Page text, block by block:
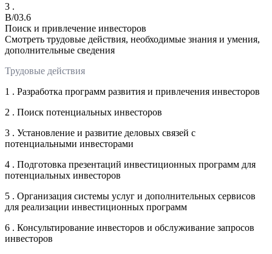
3 .
B/03.6
Поиск и привлечение инвесторов
Смотреть трудовые действия, необходимые знания и умения,
дополнительные сведения
Трудовые действия
1 . Разработка программ развития и привлечения инвесторов
2 . Поиск потенциальных инвесторов
3 . Установление и развитие деловых связей с
потенциальными инвесторами
4 . Подготовка презентаций инвестиционных программ для
потенциальных инвесторов
5 . Организация системы услуг и дополнительных сервисов
для реализации инвестиционных программ
6 . Консультирование инвесторов и обслуживание запросов
инвесторов